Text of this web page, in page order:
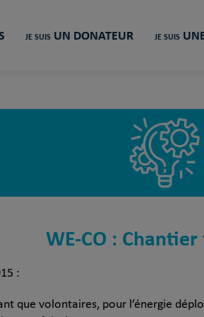
JE SUIS UN DONATEUR JE SUIS
WE-CO :
:
que volontaires, pour l’énergie